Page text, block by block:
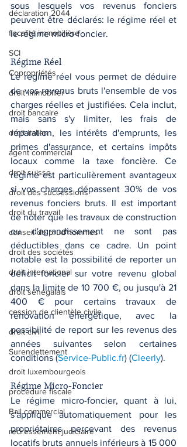
déclaration 2044
fiscalité immobilière
SCI
Copropriétés
droit immobilier
droit bancaire
droit italien
agent commercial
droit suisse
droit des successions
droit du travail
conseil de prud'hommes
droit des sociétés
droit international
droit sénégalais
cession de clientèle civile
droit civil
Surendettement
droit luxembourgeois
procédure fiscale
Bail commercial
redressement judiciaire
sous lesquels vos revenus fonciers
peuvent être déclarés: le régime réel et
le régime micro-foncier.
Régime Réel
Le régime réel vous permet de déduire
de vos revenus bruts l'ensemble de vos
charges réelles et justifiées. Cela inclut,
mais sans s'y limiter, les frais de
réparation, les intérêts d'emprunts, les
primes d'assurance, et certains impôts
locaux comme la taxe foncière. Ce
régime est particulièrement avantageux
si vos charges dépassent 30% de vos
revenus fonciers bruts. Il est important
de noter que les travaux de construction
ou d'agrandissement ne sont pas
déductibles dans ce cadre. Un point
notable est la possibilité de reporter un
déficit foncier sur votre revenu global
dans la limite de 10 700 €, ou jusqu'à 21
400 € pour certains travaux de
rénovation énergétique, avec la
possibilité de report sur les revenus des
années suivantes selon certaines
conditions​ (Service-Public.fr) (Cleerly)​.
Régime Micro-Foncier
Le régime micro-foncier, quant à lui,
s'applique automatiquement pour les
propriétaires percevant des revenus
locatifs bruts annuels inférieurs à 15 000